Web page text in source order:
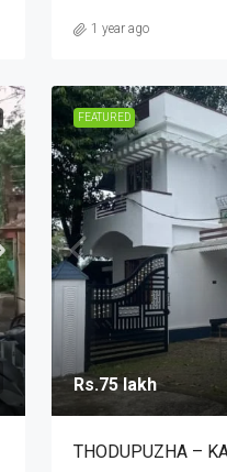
1 year ago
FEATURED
Rs.75 lakh
THODUPUZHA –